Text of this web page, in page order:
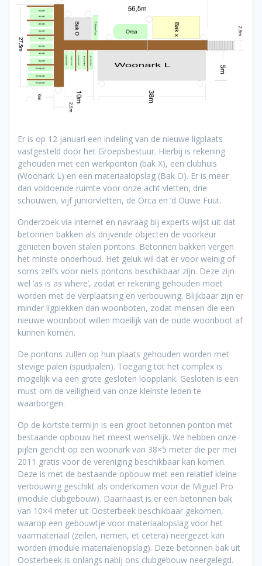
Er is op 12 januari een indeling van de nieuwe ligplaats
vastgesteld door het Groepsbestuur. Hierbij is rekening
gehouden met een werkponton (bak X), een clubhuis
(Woonark L) en een materiaalopslag (Bak O). Er is meer
dan voldoende ruimte voor onze acht vletten, drie
schouwen, vijf juniorvletten, de Orca en ‘d Ouwe Fuut.
Onderzoek via internet en navraag bij experts wijst uit dat
betonnen bakken als drijvende objecten de voorkeur
genieten boven stalen pontons. Betonnen bakken vergen
het minste onderhoud. Het geluk wil dat er voor weinig of
soms zelfs voor niets pontons beschikbaar zijn. Deze zijn
wel ‘as is as where’, zodat er rekening gehouden moet
worden met de verplaatsing en verbouwing. Blijkbaar zijn er
minder ligplekken dan woonboten, zodat mensen die een
nieuwe woonboot willen moeilijk van de oude woonboot af
kunnen komen.
De pontons zullen op hun plaats gehouden worden met
stevige palen (spudpalen). Toegang tot het complex is
mogelijk via een grote gesloten loopplank. Gesloten is een
must om de veiligheid van onze kleinste leden te
waarborgen.
Op de kortste termijn is een groot betonnen ponton met
bestaande opbouw het meest wenselijk. We hebben onze
pijlen gericht op een woonark van 38×5 meter die per mei
2011 gratis voor de vereniging beschikbaar kan komen.
Deze is met de bestaande opbouw met een relatief kleine
verbouwing geschikt als onderkomen voor de Miguel Pro
(module clubgebouw). Daarnaast is er een betonnen bak
van 10×4 meter uit Oosterbeek beschikbaar gekomen,
waarop een gebouwtje voor materiaalopslag voor het
vaarmateriaal (zeilen, riemen, et cetera) neergezet kan
worden (module materialenopslag). Deze betonnen bak uit
Oosterbeek is onlangs nabij ons clubgebouw neergelegd.